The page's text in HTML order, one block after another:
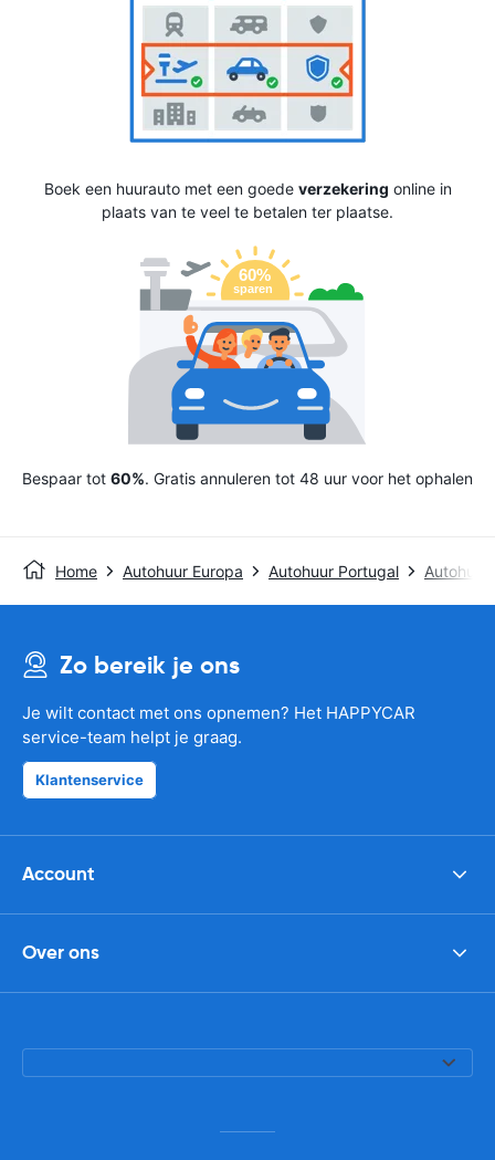
Boek een huurauto met een goede verzekering online in
plaats van te veel te betalen ter plaatse.
Bespaar tot 60%. Gratis annuleren tot 48 uur voor het ophalen
Home Autohuur Europa Autohuur Portugal Autohuur
Zo bereik je ons
Je wilt contact met ons opnemen? Het HAPPYCAR
service-team helpt je graag.
Klantenservice
Account
Over ons